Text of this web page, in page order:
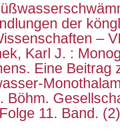
der
–
Karl J. :
Eine Beitrag
Böhm.
11. Band. (2)